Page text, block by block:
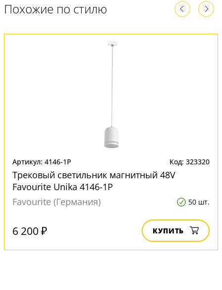
Похожие по стилю
Артикул: 4146-1P Код: 323320
Трековый светильник магнитный 48V
Favourite Unika 4146-1P
Favourite (Германия)
50 шт.
6 200 ₽ КУПИТЬ